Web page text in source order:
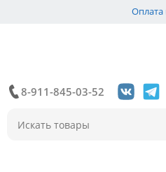
Оплата
8-911-845-03-52